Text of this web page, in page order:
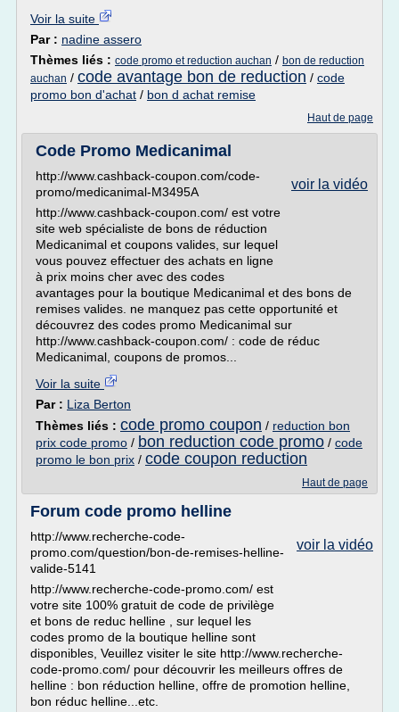
Voir la suite
Par : nadine assero
Thèmes liés : code promo et reduction auchan / bon de reduction
auchan / code avantage bon de reduction / code
promo bon d'achat / bon d achat remise
Haut de page
Code Promo Medicanimal
voir la vidéo
http://www.cashback-coupon.com/code-
promo/medicanimal-M3495A
http://www.cashback-coupon.com/ est votre
site web spécialiste de bons de réduction
Medicanimal et coupons valides, sur lequel
vous pouvez effectuer des achats en ligne
à prix moins cher avec des codes
avantages pour la boutique Medicanimal et des bons de
remises valides. ne manquez pas cette opportunité et
découvrez des codes promo Medicanimal sur
http://www.cashback-coupon.com/ : code de réduc
Medicanimal, coupons de promos...
Voir la suite
Par : Liza Berton
Thèmes liés : code promo coupon / reduction bon
prix code promo / bon reduction code promo / code
promo le bon prix / code coupon reduction
Haut de page
Forum code promo helline
voir la vidéo
http://www.recherche-code-
promo.com/question/bon-de-remises-helline-
valide-5141
http://www.recherche-code-promo.com/ est
votre site 100% gratuit de code de privilège
et bons de reduc helline , sur lequel les
codes promo de la boutique helline sont
disponibles, Veuillez visiter le site http://www.recherche-
code-promo.com/ pour découvrir les meilleurs offres de
helline : bon réduction helline, offre de promotion helline,
bon réduc helline...etc.